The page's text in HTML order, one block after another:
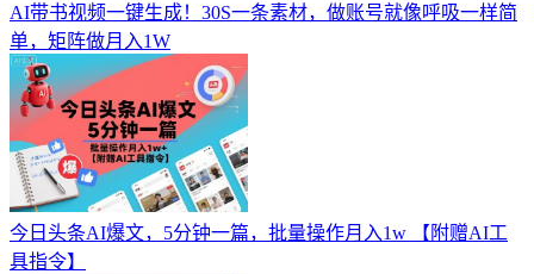
AI带书视频一键生成！30S一条素材，做账号就像呼吸一样简
单，矩阵做月入1W
今日头条AI爆文，5分钟一篇，批量操作月入1w 【附赠AI工
具指令】